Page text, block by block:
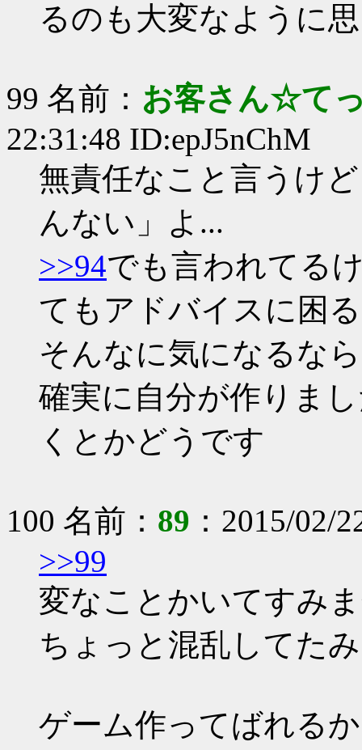
るのも大変なように
99 名前： お客さん☆て
22:31:48 ID:epJ5nChM
無責任なこと言うけ
んない」よ...
>>94でも言われてる
てもアドバイスに困る
そんなに気になるな
確実に自分が作りま
くとかどうです
100 名前： 89 ：2015/02/
>>99
変なことかいてすみ
ちょっと混乱してた
ゲーム作ってばれる